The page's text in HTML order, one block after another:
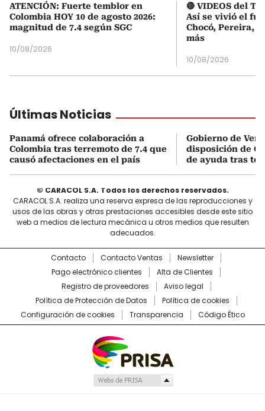
ATENCIÓN: Fuerte temblor en
Colombia HOY 10 de agosto 2026:
magnitud de 7.4 según SGC
10/08/2026
🔴 VIDEOS del
Así se vivió el
Chocó, Pereira,
más
10/08/2026
Últimas Noticias
Panamá ofrece colaboración a
Colombia tras terremoto de 7.4 que
causó afectaciones en el país
Gobierno de
disposición de
de ayuda tras
© CARACOL S.A. Todos los derechos reservados.
CARACOL S.A. realiza una reserva expresa de las reproducciones y
usos de las obras y otras prestaciones accesibles desde este sitio
web a medios de lectura mecánica u otros medios que resulten
adecuados.
Contacto Contacto Ventas
Newsletter
Pago electrónico clientes
Alta de Clientes
Registro de proveedores
Aviso legal
Política de Protección de Datos
Política de cookies
Configuración de cookies
Transparencia Código Ético